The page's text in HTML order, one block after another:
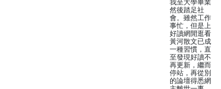
我至大學畢業
然後踏足社
會。雖然工作
事忙，但是上
好讀網閒逛看
黃河散文已成
一種習慣，直
至發現好讀不
再更新，繼而
停站，再從別
的論壇得悉網